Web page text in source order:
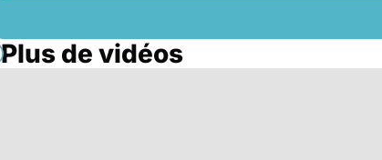
Plus de vidéos